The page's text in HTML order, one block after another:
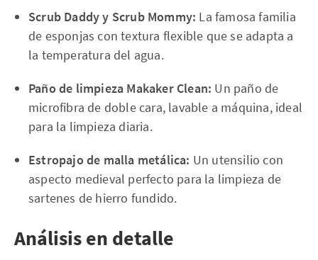
Scrub Daddy y Scrub Mommy: La famosa familia
de esponjas con textura flexible que se adapta a
la temperatura del agua.
Paño de limpieza Makaker Clean: Un paño de
microfibra de doble cara, lavable a máquina, ideal
para la limpieza diaria.
Estropajo de malla metálica: Un utensilio con
aspecto medieval perfecto para la limpieza de
sartenes de hierro fundido.
Análisis en detalle